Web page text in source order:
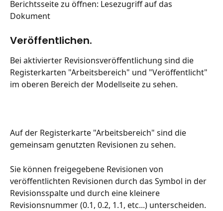
Berichtsseite zu öffnen: Lesezugriff auf das
Dokument
Veröffentlichen.
Bei aktivierter Revisionsveröffentlichung sind die
Registerkarten "Arbeitsbereich" und "Veröffentlicht"
im oberen Bereich der Modellseite zu sehen.
Auf der Registerkarte "Arbeitsbereich" sind die
gemeinsam genutzten Revisionen zu sehen.
Sie können freigegebene Revisionen von
veröffentlichten Revisionen durch das Symbol in der
Revisionsspalte und durch eine kleinere
Revisionsnummer (0.1, 0.2, 1.1, etc...) unterscheiden.